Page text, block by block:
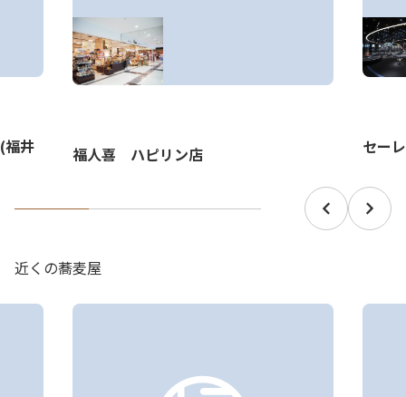
井 福人喜 ハピリン店 セー
近くの蕎麦屋